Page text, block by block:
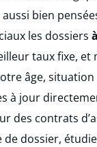
bien
les dossiers
taux fixe, et
âge,
à jour
des contrats
de dossier,